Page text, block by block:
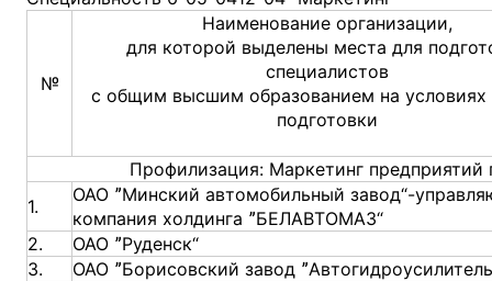
№
Наименование организации,
для которой выделены места для
специалистов
с общим высшим образованием на условиях
подготовки
Профилизация: Маркетинг
1.
ОАО ˮМинский автомобильный завод“-
компания холдинга ˮБЕЛАВТОМАЗ“
2.
ОАО ˮРуденск“
3.
ОАО ˮБорисовский завод